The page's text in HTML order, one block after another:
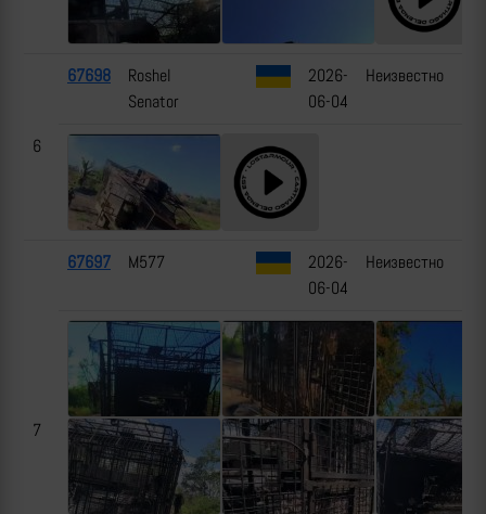
6
67698
Roshel
Senator
2026-
06-04
Неизвестно
7
67697 M577
2026-
06-04
Неизвестно